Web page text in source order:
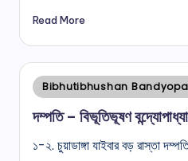
Read More
Posted
Bibhutibhushan
দম্পতি – বিভূতিভূষণ
১-২. চুয়াডাঙ্গা যাইবার বড় রাস্তা